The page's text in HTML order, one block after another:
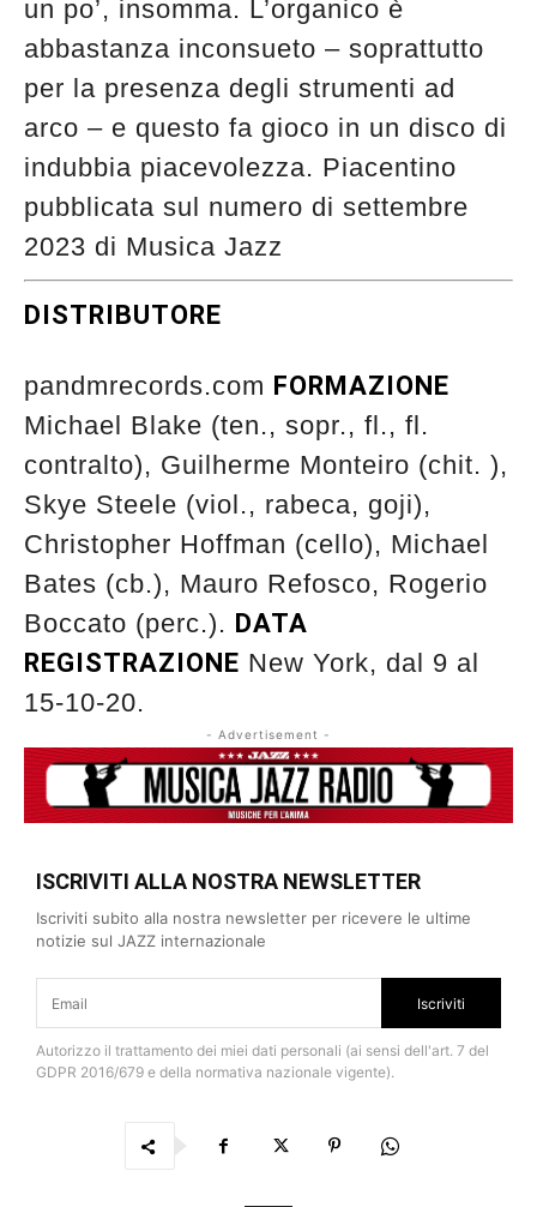
un po’, insomma. L’organico è
abbastanza inconsueto – soprattutto
per la presenza degli strumenti ad
arco – e questo fa gioco in un disco di
indubbia piacevolezza. Piacentino
pubblicata sul numero di settembre
2023 di Musica Jazz
DISTRIBUTORE
pandmrecords.com FORMAZIONE
Michael Blake (ten., sopr., fl., fl.
contralto), Guilherme Monteiro (chit. ),
Skye Steele (viol., rabeca, goji),
Christopher Hoffman (cello), Michael
Bates (cb.), Mauro Refosco, Rogerio
Boccato (perc.). DATA
REGISTRAZIONE New York, dal 9 al
15-10-20.
- Advertisement -
ISCRIVITI ALLA NOSTRA NEWSLETTER
Iscriviti subito alla nostra newsletter per ricevere le ultime
notizie sul JAZZ internazionale
Iscriviti
Autorizzo il trattamento dei miei dati personali (ai sensi dell'art. 7 del
GDPR 2016/679 e della normativa nazionale vigente).